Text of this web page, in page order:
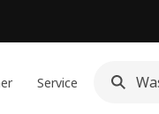
Service